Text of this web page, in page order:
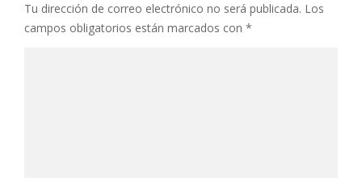
Tu dirección de correo electrónico no será publicada. Los
campos obligatorios están marcados con *